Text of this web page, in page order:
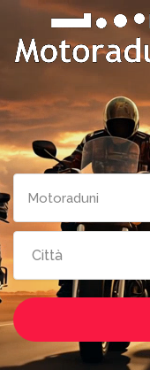
Cerca
Motoraduni